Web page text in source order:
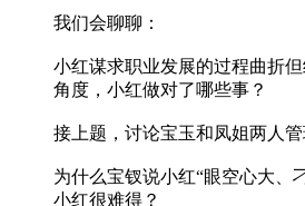
我们会聊聊：
小红谋求职业发展的过程曲折
角度，小红做对了哪些事？
接上题，讨论宝玉和凤姐两人管
为什么宝钗说小红“眼空心大、
小红很难得？